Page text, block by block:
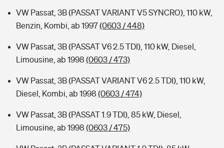
VW Passat, 3B (PASSAT VARIANT V5 SYNCRO), 110 kW,
Benzin, Kombi, ab 1997(0603 / 448)
VW Passat, 3B (PASSAT V6 2.5 TDI), 110 kW, Diesel,
Limousine, ab 1998 (0603 / 473)
VW Passat, 3B (PASSAT VARIANT V6 2.5 TDI), 110 kW,
Diesel, Kombi, ab 1998 (0603 / 474)
VW Passat, 3B (PASSAT 1.9 TDI), 85 kW, Diesel,
Limousine, ab 1998 (0603 / 475)